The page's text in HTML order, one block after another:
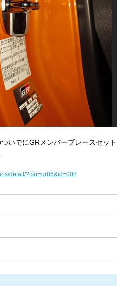
いでにGRメンバーブレースセット
detail/?car=gr86&id=008